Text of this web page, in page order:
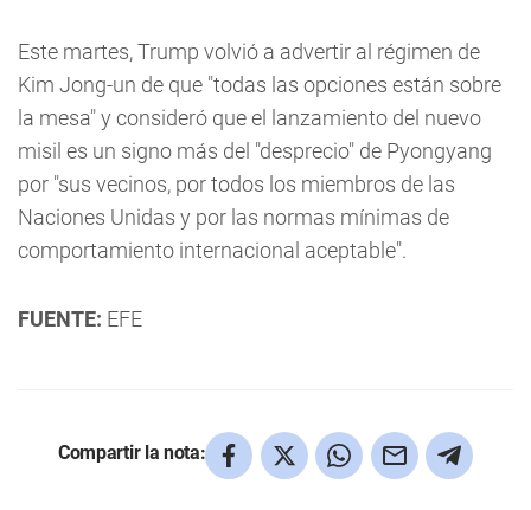
Este martes, Trump volvió a advertir al régimen de
Kim Jong-un de que "todas las opciones están sobre
la mesa" y consideró que el lanzamiento del nuevo
misil es un signo más del "desprecio" de Pyongyang
por "sus vecinos, por todos los miembros de las
Naciones Unidas y por las normas mínimas de
comportamiento internacional aceptable".
FUENTE: EFE
Compartir la nota: